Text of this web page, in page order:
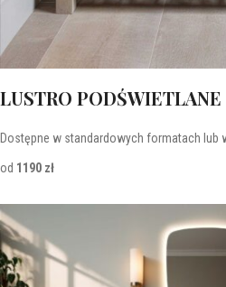
LUSTRO
Dostępne w standardowych formatach lub
od 1190 zł